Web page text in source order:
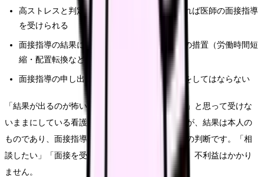
高ストレスと判定された場合、本人が希望すれば医師の面接指導
を受けられる
面接指導の結果に基づいて、事業者は就業上の措置（労働時間短
縮・配置転換など）を検討する義務がある
面接指導の申し出を理由に、不利益な取扱いをしてはならない
「結果が出るのが怖い」「同僚に知られたくない」と思って受けな
いままにしている看護師さんも少なくありませんが、結果は本人の
ものであり、面接指導を申し出るかどうかも本人の判断です。「相
談したい」「面接を受けたい」と動くこと自体に、不利益はかかり
ません。